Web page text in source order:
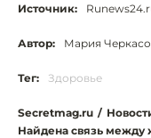
Источник:
Автор: Мария
Тег: Здоровье
Secretmag.ru /
Найдена связь